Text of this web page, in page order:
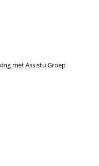
met Assistu Groep